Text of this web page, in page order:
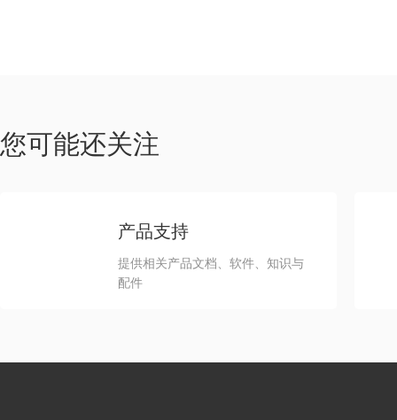
您可能还关注
产品支持
提供相关产品文档、软件、知识与
配件